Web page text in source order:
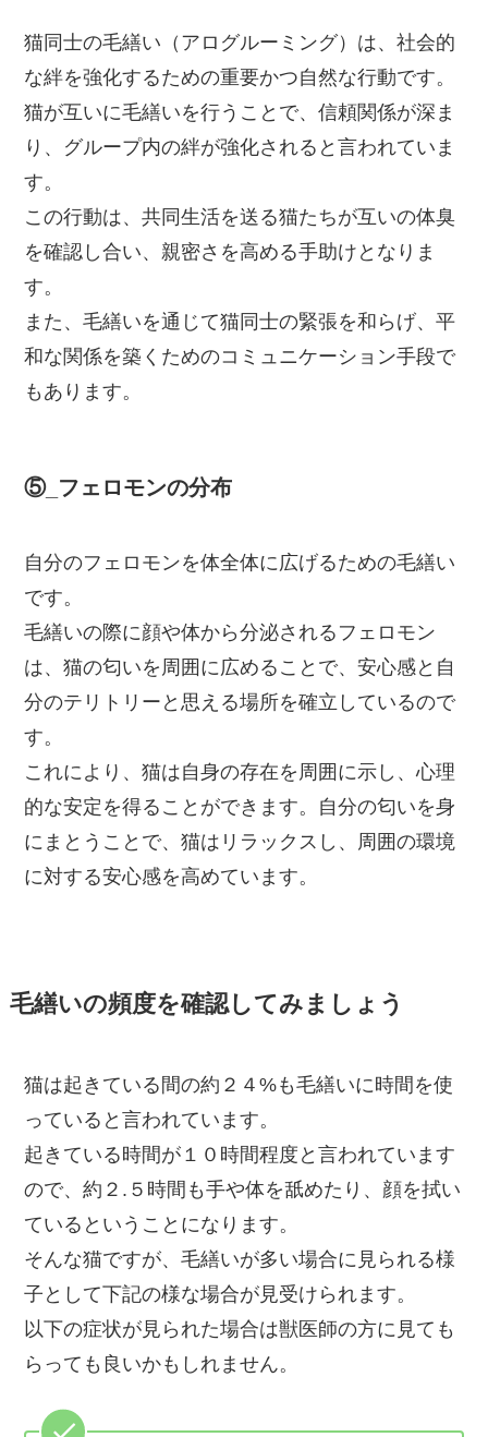
猫同士の毛繕い（アログルーミング）は、社会的
な絆を強化するための重要かつ自然な行動です。
猫が互いに毛繕いを行うことで、信頼関係が深ま
り、グループ内の絆が強化されると言われていま
す。
この行動は、共同生活を送る猫たちが互いの体臭
を確認し合い、親密さを高める手助けとなりま
す。
また、毛繕いを通じて猫同士の緊張を和らげ、平
和な関係を築くためのコミュニケーション手段で
もあります。
⑤_フェロモンの分布
自分のフェロモンを体全体に広げるための毛繕い
です。
毛繕いの際に顔や体から分泌されるフェロモン
は、猫の匂いを周囲に広めることで、安心感と自
分のテリトリーと思える場所を確立しているので
す。
これにより、猫は自身の存在を周囲に示し、心理
的な安定を得ることができます。自分の匂いを身
にまとうことで、猫はリラックスし、周囲の環境
に対する安心感を高めています。
毛繕いの頻度を確認してみましょう
猫は起きている間の約２４%も毛繕いに時間を使
っていると言われています。
起きている時間が１０時間程度と言われています
ので、約２.５時間も手や体を舐めたり、顔を拭い
ているということになります。
そんな猫ですが、毛繕いが多い場合に見られる様
子として下記の様な場合が見受けられます。
以下の症状が見られた場合は獣医師の方に見ても
らっても良いかもしれません。